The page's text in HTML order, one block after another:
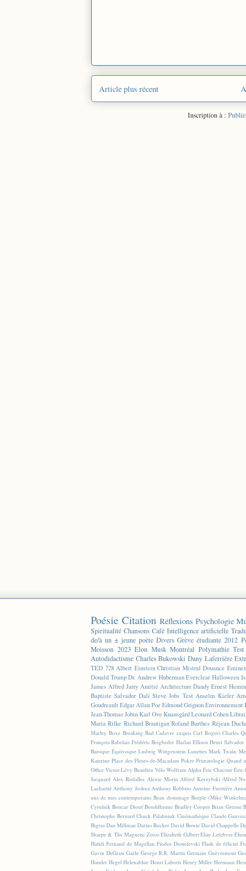
Article plus récent
Inscription à :
Poésie Citation Réflexions Psychologie
Spiritualité Chansons Café Intelligence artificielle
de/à un ± jeune poète Divers Grève étudiante 2012
Moisson 2023 Elon Musk Montréal Polymathie
Autodidactisme Charles Bukowski Dany Laferrière
TED 728 Albert Einstein Christian Mistral Douance
Donald Trump Dr. Andrew Huberman Everclear Halloween
James Alfred Jarry Amitié Architecture Dandy Ernest
Baptiste Salvador Dalí Steve Jobs Test Anselm Kiefer
Goudreault Edgar Allan Poe Edmond GrignonEnvironnement
Jean-Thomas JobinKarl Ove KnausgårdLeonard Cohen
Maria Rilke Richard Brautigan Roland Barthes Réjean
Marley Boxe Breaking Bad Cadavre exquis Carl Rogers Charles
François Rabelais Frédéric Beigbeder Harlan Ellison Henri Salvador
Baroque Équivoque Ludwig Wittgenstein Lunettes Mark Twain
Katerine Place des Fleurs-de-Macadam Poker Primatologie Quand
Office Victor-Lévy Beaulieu Vélo Wolfram Alpha Éric Chacour Éric-
Jacquard Alex Rodallec Alexie Morin Alfred Korzybski Alfred
Lacharité Anthony Joshua Anthony Robbins Antoine Furetière
uns de mes contemporains Beau dommage Beeple (Mike
Cyrulnik Boucar Diouf Bouddhisme Bradley Cooper Brian Greene
Christophe Bernard Chuck Palahniuk Cinémathèque Claude
Bigras Dan Millman Darius Rucker David Bowie David Chappelle
Sharpe & The Magnetic Zeros Elizabeth Gilbert Elsie Lefebvre
Hafidi Fernand de Magellan Fiodor Dostoïevski Flash de félicité
Gavin DeGraw Gaële George R.R. Martin Germain Guèvremont
Hamlet Hegel Helenablue Henri Laborit Henry Miller Hermann